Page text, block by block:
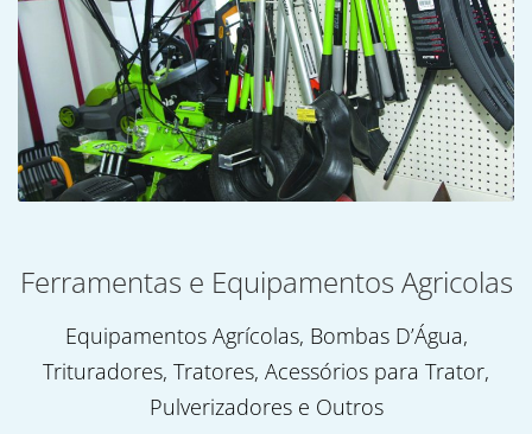
Ferramentas e Equipamentos Agricolas
Equipamentos Agrícolas, Bombas D’Água,
Trituradores, Tratores, Acessórios para Trator,
Pulverizadores e Outros